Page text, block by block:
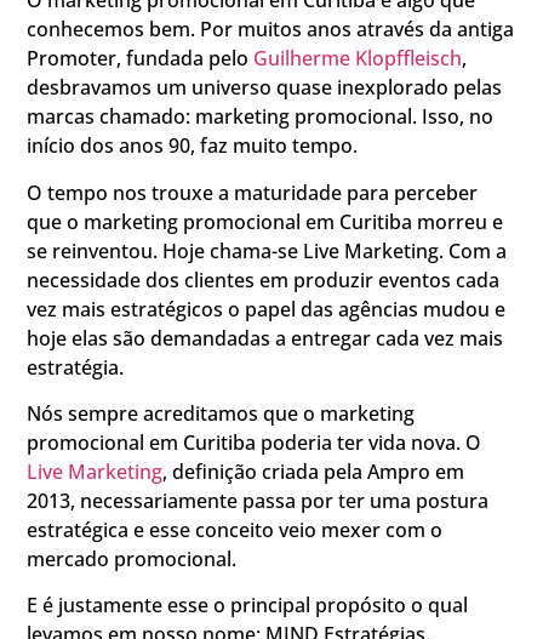
conhecemos bem. Por muitos anos através da antiga
Promoter, fundada pelo Guilherme Klopffleisch,
desbravamos um universo quase inexplorado pelas
marcas chamado: marketing promocional. Isso, no
início dos anos 90, faz muito tempo.
O tempo nos trouxe a maturidade para perceber
que o marketing promocional em Curitiba morreu e
se reinventou. Hoje chama-se Live Marketing. Com a
necessidade dos clientes em produzir eventos cada
vez mais estratégicos o papel das agências mudou e
hoje elas são demandadas a entregar cada vez mais
estratégia.
Nós sempre acreditamos que o marketing
promocional em Curitiba poderia ter vida nova. O
Live Marketing, definição criada pela Ampro em
2013, necessariamente passa por ter uma postura
estratégica e esse conceito veio mexer com o
mercado promocional.
E é justamente esse o principal propósito o qual